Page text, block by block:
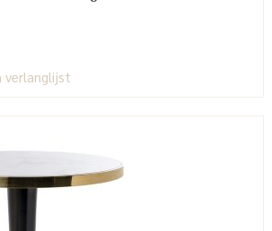
verlanglijst